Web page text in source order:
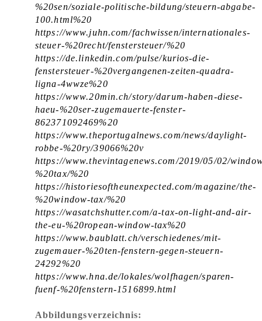
%20sen/soziale-politische-bildung/steuern-abgabe-
100.html%20
https://www.juhn.com/fachwissen/internationales-
steuer-%20recht/fenstersteuer/%20
https://de.linkedin.com/pulse/kurios-die-
fenstersteuer-%20vergangenen-zeiten-quadra-
ligna-4wwze%20
https://www.20min.ch/story/darum-haben-diese-
haeu-%20ser-zugemauerte-fenster-
862371092469%20
https://www.theportugalnews.com/news/daylight-
robbe-%20ry/39066%20v
https://www.thevintagenews.com/2019/05/02/
%20tax/%20
https://historiesoftheunexpected.com/magazine/the-
%20window-tax/%20
https://wasatchshutter.com/a-tax-on-light-and-air-
the-eu-%20ropean-window-tax%20
https://www.baublatt.ch/verschiedenes/mit-
zugemauer-%20ten-fenstern-gegen-steuern-
24292%20
https://www.hna.de/lokales/wolfhagen/sparen-
fuenf-%20fenstern-1516899.html
Abbildungsverzeichnis: